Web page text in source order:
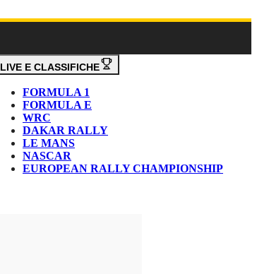
LIVE E CLASSIFICHE
FORMULA 1
FORMULA E
WRC
DAKAR RALLY
LE MANS
NASCAR
EUROPEAN RALLY CHAMPIONSHIP